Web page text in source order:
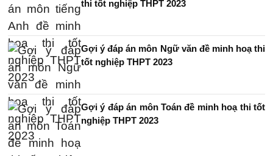
thi tốt nghiệp THPT 2023
Gợi ý đáp án môn Ngữ văn đề minh hoạ thi
tốt nghiệp THPT 2023
Gợi ý đáp án môn Toán đề minh hoạ thi tốt
nghiệp THPT 2023